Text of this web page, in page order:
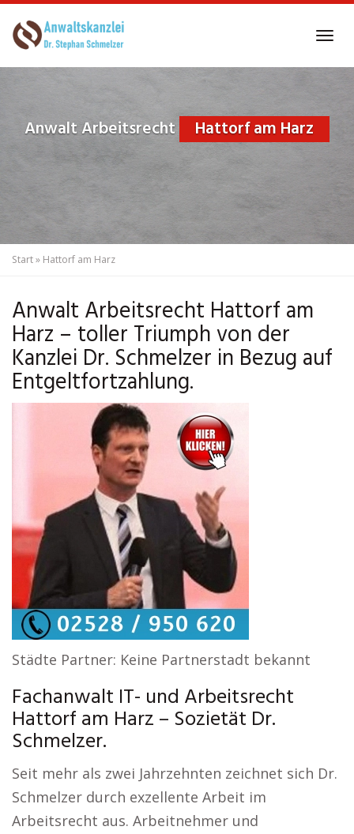
to
Anwalt Arbeitsrecht Hattorf am Harz
Start» Hattorf am Harz
Anwalt Arbeitsrecht Hattorf am
Harz – toller Triumph von der
Kanzlei Dr. Schmelzer in Bezug auf
Entgeltfortzahlung.
Städte Partner: Keine Partnerstadt bekannt
Fachanwalt IT- und Arbeitsrecht
Hattorf am Harz – Sozietät Dr.
Schmelzer.
Seit mehr als zwei Jahrzehnten zeichnet sich Dr.
Schmelzer durch exzellente Arbeit im
Arbeitsrecht aus. Arbeitnehmer und